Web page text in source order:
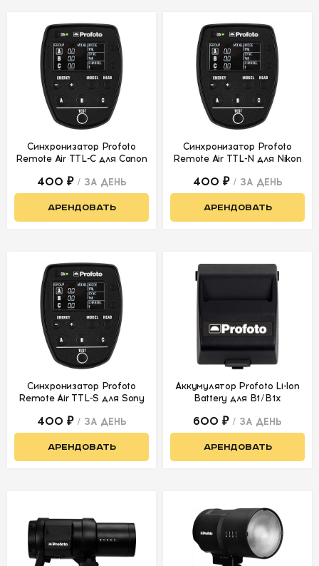
Синхронизатор Profoto
Remote Air TTL-C для Canon
400 ₽ / ЗА ДЕНЬ
АРЕНДОВАТЬ
Синхронизатор Profoto
Remote Air TTL-N для Nikon
400 ₽ / ЗА ДЕНЬ
АРЕНДОВАТЬ
Синхронизатор Profoto
Remote Air TTL-S для Sony
400 ₽ / ЗА ДЕНЬ
АРЕНДОВАТЬ
Аккумулятор Profoto Li-lon
Battery для B1/B1x
600 ₽ / ЗА ДЕНЬ
АРЕНДОВАТЬ